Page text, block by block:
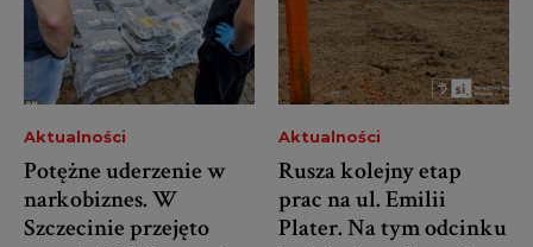
Aktualności
Potężne uderzenie w
narkobiznes. W
Szczecinie przejęto
Aktualności
Rusza kolejny etap
prac na ul. Emilii
Plater. Na tym odcinku